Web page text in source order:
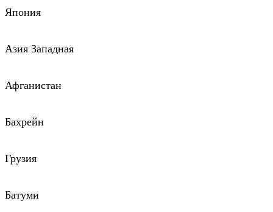
Япония
Азия Западная
Афганистан
Бахрейн
Грузия
Батуми